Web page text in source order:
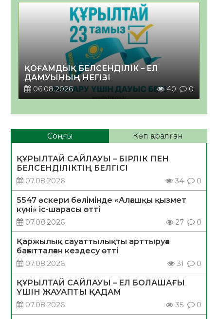
ҚОҒАМДЫҚ БЕЛСЕНДІЛІК – ЕЛ
ДАМУЫНЫҢ НЕГІЗІ
06.08.2026
40 0
Соңғы Көп қаралған
ҚҰРЫЛТАЙ САЙЛАУЫ – БІРЛІК ПЕН
БЕЛСЕНДІЛІКТІҢ БЕЛГІСІ
07.08.2026
34 0
5547 әскери бөлімінде «Алғашқы қызмет
күні» іс-шарасы өтті
07.08.2026
27 0
Қаржылық сауаттылықты арттыруға
бағытталған кездесу өтті
07.08.2026
31 0
ҚҰРЫЛТАЙ САЙЛАУЫ – ЕЛ БОЛАШАҒЫ
ҮШІН ЖАУАПТЫ ҚАДАМ
07.08.2026
35 0